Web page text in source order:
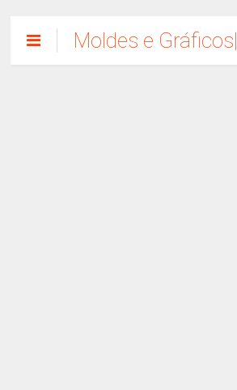
Moldes e Gráficos|
Como Fazer